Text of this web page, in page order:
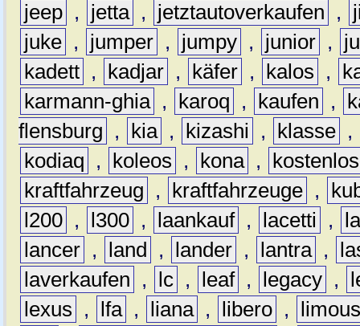
jeep , jetta , jetztautoverkaufen ,
juke , jumper , jumpy , junior ,
kadett , kadjar , käfer , kalos ,
karmann-ghia , karoq , kaufen ,
flensburg
, kia , kizashi , klasse ,
kodiaq
, koleos , kona ,
kostenlos
kraftfahrzeug
, kraftfahrzeuge ,
l200 , l300 , laankauf , lacetti ,
lancer , land , lander , lantra ,
laverkaufen
, lc , leaf , legacy ,
lexus
, lfa , liana , libero ,